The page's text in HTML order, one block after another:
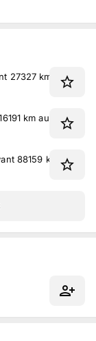
27327 km au
km au compteur
88159 km au